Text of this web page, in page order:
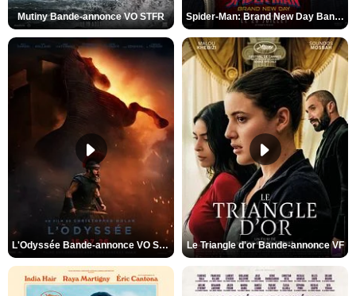
Mutiny Bande-annonce VO STFR Spider-Man: Brand New Day Bande-annonce VO STFR
L'Odyssée Bande-annonce VO STFR Le Triangle d'or Bande-annonce VF